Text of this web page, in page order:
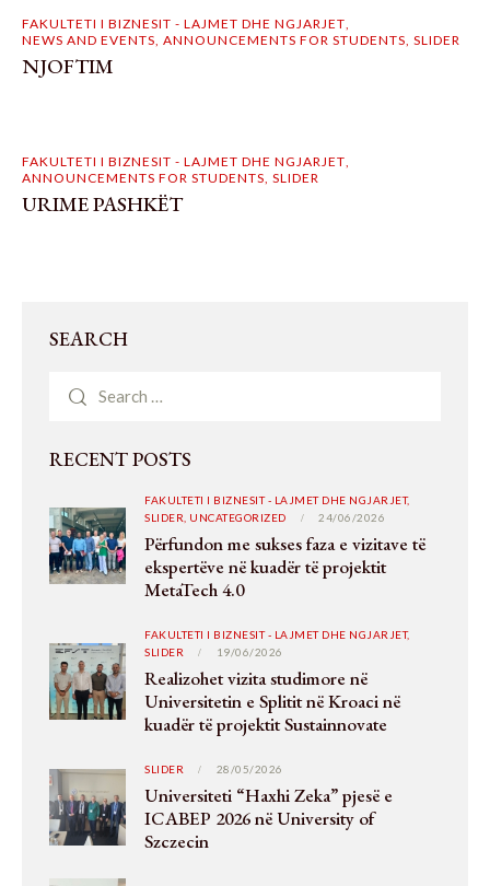
FAKULTETI I BIZNESIT - LAJMET DHE NGJARJET,
NEWS AND EVENTS, ANNOUNCEMENTS FOR STUDENTS, SLIDER
NJOFTIM
FAKULTETI I BIZNESIT - LAJMET DHE NGJARJET,
ANNOUNCEMENTS FOR STUDENTS, SLIDER
URIME PASHKËT
SEARCH
RECENT POSTS
FAKULTETI I BIZNESIT - LAJMET DHE NGJARJET,
SLIDER, UNCATEGORIZED 24/06/2026
Përfundon me sukses faza e vizitave të
ekspertëve në kuadër të projektit
MetaTech 4.0
FAKULTETI I BIZNESIT - LAJMET DHE NGJARJET,
SLIDER
19/06/2026
Realizohet vizita studimore në
Universitetin e Splitit në Kroaci në
kuadër të projektit Sustainnovate
SLIDER 28/05/2026
Universiteti “Haxhi Zeka” pjesë e
ICABEP 2026 në University of
Szczecin